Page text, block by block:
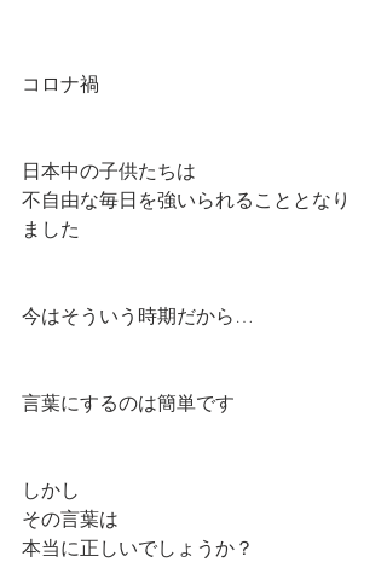
コロナ禍
日本中の子供たちは
不自由な毎日を強いられることとなり
ました
今はそういう時期だから…
言葉にするのは簡単です
しかし
その言葉は
本当に正しいでしょうか？